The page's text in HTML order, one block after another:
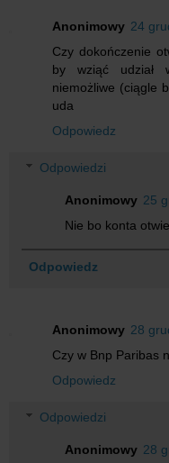
Anonimowy 24
Czy dokończenie
by wziąć udział
niemożliwe (ciągle
uda
Odpowiedz
Odpowiedzi
Anonimowy 25
Nie bo konta
Odpowiedz
Anonimowy 28
Czy w Bnp Paribas
Odpowiedz
Odpowiedzi
Anonimowy 28